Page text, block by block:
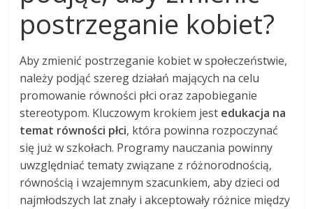
postrzeganie kobiet?
Aby zmienić postrzeganie kobiet w społeczeństwie,
należy podjąć szereg działań mających na celu
promowanie równości płci oraz zapobieganie
stereotypom. Kluczowym krokiem jest edukacja na
temat równości płci, która powinna rozpoczynać
się już w szkołach. Programy nauczania powinny
uwzględniać tematy związane z różnorodnością,
równością i wzajemnym szacunkiem, aby dzieci od
najmłodszych lat znały i akceptowały różnice między